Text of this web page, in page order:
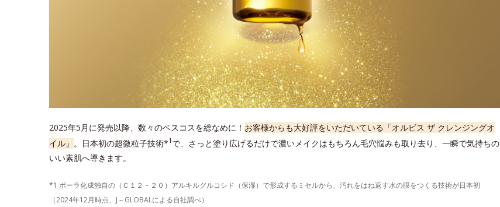
2025年5月に発売以降、数々のベスコスを総なめに！ お客様からも大好評をいただいている「オルビス ザ クレンジングオ
イル」 。日本初の超微粒子技術*1 で、さっと塗り広げるだけで濃いメイクはもちろん毛穴悩みも取り去り、一瞬で気持ちの
いい素肌へ導きます。
*1 ポーラ化成独自の（Ｃ１２－２０）アルキルグルコシド（保湿）で形成するミセルから、汚れをはね返す水の膜をつくる技術が日本初
（2024年12月時点、J－GLOBALによる自社調べ）